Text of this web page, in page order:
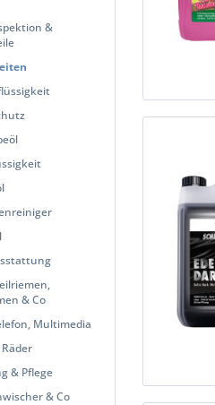
&
& Co
Multimedia
& Pflege
& Co